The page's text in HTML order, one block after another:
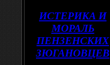
ИСТЕРИКА И
МОРАЛЬ
ПЕНЗЕНСКИХ
ЗЮГАНОВЦЕВ